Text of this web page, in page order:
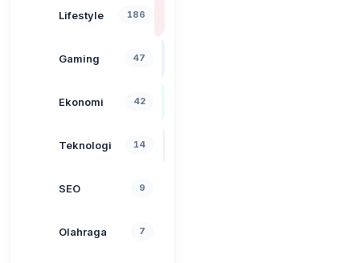
Lifestyle 186
Gaming 47
Ekonomi 42
Teknologi 14
SEO 9
Olahraga 7